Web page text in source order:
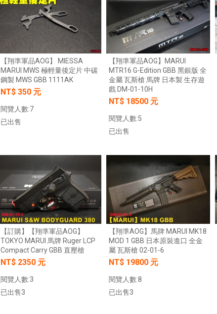
【翔準軍品AOG】 MIESSA
MARUI MWS 極輕量後定片 中碳
鋼製 MWS GBB 1111AK
NT$ 350 元
閱覽人數:7
已出售
【翔準軍品AOG】MARUI
MTR16 G-Edition GBB 黑銀版 全
金屬 瓦斯槍 馬牌 日本製 生存遊
戲 DM-01-10H
NT$ 18500 元
閱覽人數:5
已出售
【訂購】【翔準軍品AOG】
TOKYO MARUI 馬牌 Ruger LCP
Compact Carry GBB 直壓槍
NT$ 2350 元
閱覽人數:3
已出售3
【翔準AOG】馬牌 MARUI MK18
MOD 1 GBB 日本原裝進口 全金
屬 瓦斯槍 02-01-6
NT$ 19800 元
閱覽人數:8
已出售3